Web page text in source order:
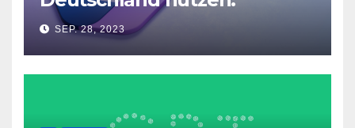
Microsoft Copilot in Windows
11 SEP. 28, 2023